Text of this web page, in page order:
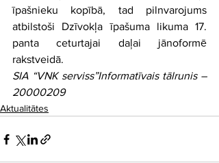
īpašnieku kopībā, tad pilnvarojums
atbilstoši Dzīvokļa īpašuma likuma 17.
panta ceturtajai daļai jānoformē
rakstveidā.
SIA “VNK serviss”Informatīvais tālrunis –
20000209
Aktualitātes